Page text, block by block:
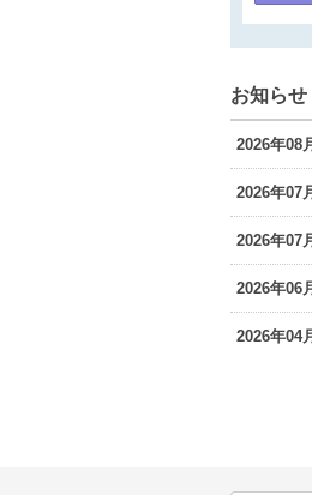
お知らせ
2026年08
2026年07
2026年07
2026年06
2026年04